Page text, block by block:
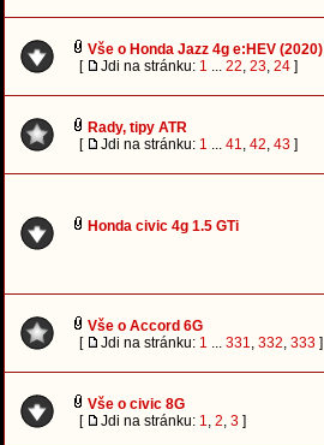
Vše o Honda Jazz 4g e:HEV (2020)
[
Jdi na stránku: 1 ... 22, 23, 24 ]
Rady, tipy ATR
[
Jdi na stránku: 1 ... 41, 42, 43 ]
Honda civic 4g 1.5 GTi
Vše o Accord 6G
[
Jdi na stránku: 1 ... 331, 332, 333 ]
Vše o civic 8G
[
Jdi na stránku: 1, 2, 3 ]